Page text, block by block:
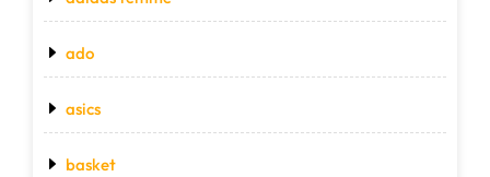
ado
asics
basket